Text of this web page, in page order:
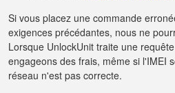
Si vous placez une commande
exigences précédantes, nous ne
Lorsque UnlockUnit traite une
engageons des frais, même si l'IMEI
réseau n'est pas correcte.